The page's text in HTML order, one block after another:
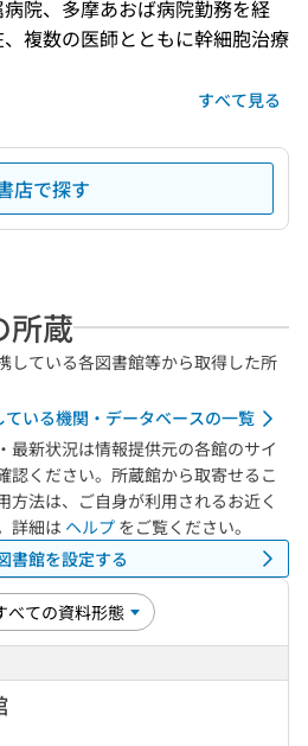
院、多摩あおば病院勤務を経
複数の医師とともに幹細胞治療
すべて見る
店で探す
所蔵
している各図書館等から取得した所
ている機関・データベースの一覧
最新状況は情報提供元の各館のサイ
認ください。所蔵館から取寄せるこ
方法は、ご自身が利用されるお近く
詳細は ヘルプ をご覧ください。
書館を設定する